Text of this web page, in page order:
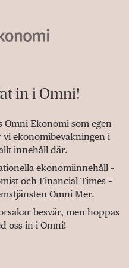
in i Omni!
Omni Ekonomi som egen
vi ekonomibevakningen i
innehåll där.
ekonomiinnehåll –
och Financial Times –
Omni Mer.
besvär, men hoppas
oss in i Omni!